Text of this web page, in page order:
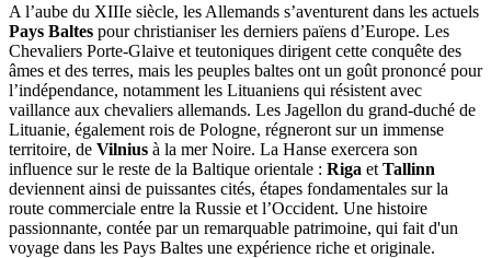
A l’aube du XIIIe siècle, les Allemands s’aventurent dans les actuels
Pays Baltes pour christianiser les derniers païens d’Europe. Les
Chevaliers Porte-Glaive et teutoniques dirigent cette conquête des
âmes et des terres, mais les peuples baltes ont un goût prononcé pour
l’indépendance, notamment les Lituaniens qui résistent avec
vaillance aux chevaliers allemands. Les Jagellon du grand-duché de
Lituanie, également rois de Pologne, régneront sur un immense
territoire, de Vilnius à la mer Noire. La Hanse exercera son
influence sur le reste de la Baltique orientale : Riga et Tallinn
deviennent ainsi de puissantes cités, étapes fondamentales sur la
route commerciale entre la Russie et l’Occident. Une histoire
passionnante, contée par un remarquable patrimoine, qui fait d'un
voyage dans les Pays Baltes une expérience riche et originale.